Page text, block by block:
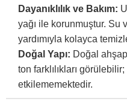
Dayanıklılık ve Bakım:
yağı ile korunmuştur. Su
yardımıyla kolayca
Doğal Yapı: Doğal
ton farklılıkları
etkilememektedir.